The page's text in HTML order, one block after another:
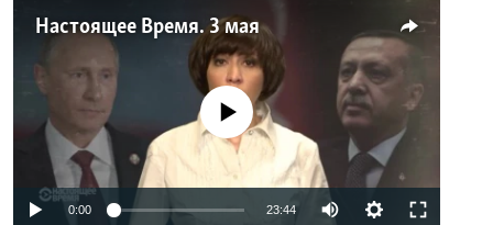
Настоящее Время. 3 мая
No media source currently available
0:00 23:44